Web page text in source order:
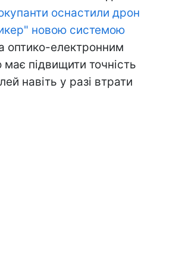
оснастили дрон
новою системою
оптико-електронним
підвищити точність
навіть у разі втрати